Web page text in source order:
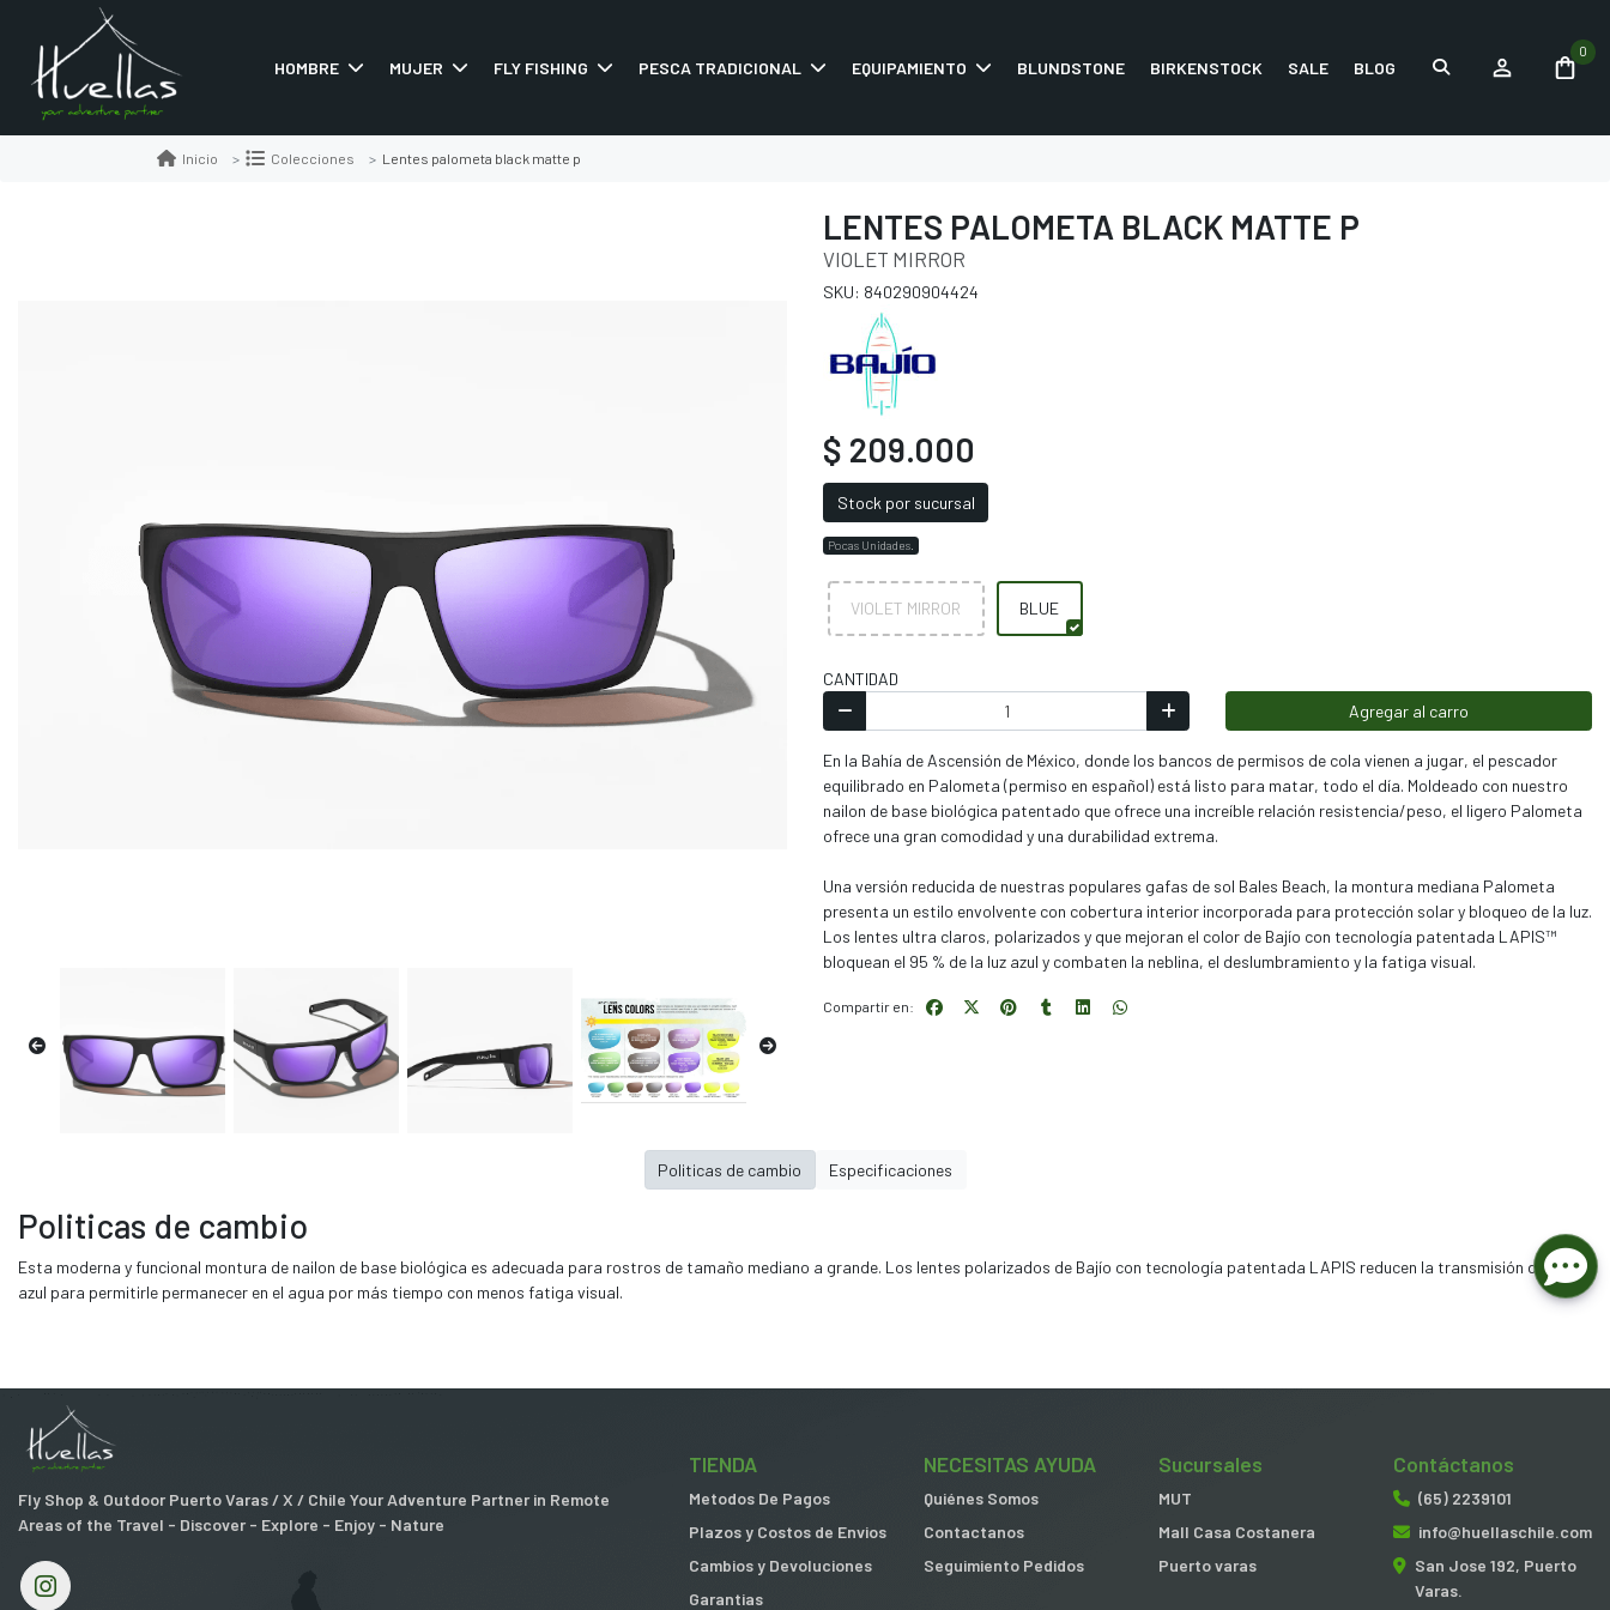
HOMBRE MUJER FLY FISHING PESCA TRADICIONAL EQUIPAMIENTO BLUNDSTONE BIRKENSTOCK SALE BLOG
0
Inicio Colecciones Lentes palometa black matte p
LENTES PALOMETA BLACK MATTE P
VIOLET MIRROR
SKU: 840290904424
$ 209.000
Stock por sucursal
Pocas Unidades.
VIOLET MIRROR BLUE
CANTIDAD
Agregar al carro
En la Bahía de Ascensión de México, donde los bancos de permisos de cola vienen a jugar, el pescador
equilibrado en Palometa (permiso en español) está listo para matar, todo el día. Moldeado con nuestro
nailon de base biológica patentado que ofrece una increíble relación resistencia/peso, el ligero Palometa
ofrece una gran comodidad y una durabilidad extrema.
Una versión reducida de nuestras populares gafas de sol Bales Beach, la montura mediana Palometa
presenta un estilo envolvente con cobertura interior incorporada para protección solar y bloqueo de la luz.
Los lentes ultra claros, polarizados y que mejoran el color de Bajío con tecnología patentada LAPIS™
bloquean el 95 % de la luz azul y combaten la neblina, el deslumbramiento y la fatiga visual.
Compartir en:
Politicas de cambio
Esta moderna y funcional montura de nailon de base biológica es adecuada para rostros de tamaño mediano a grande. Los lentes polarizados de Bajío con tecnología patentada LAPIS reducen la transmisión de la luz
azul para permitirle permanecer en el agua por más tiempo con menos fatiga visual.
Politicas de cambio Especificaciones
Fly Shop & Outdoor Puerto Varas / X / Chile Your Adventure Partner in Remote
Areas of the Travel - Discover - Explore - Enjoy - Nature
TIENDA
Metodos De Pagos
Plazos y Costos de Envios
Cambios y Devoluciones
Garantias
NECESITAS AYUDA
Quiénes Somos
Contactanos
Seguimiento Pedidos
Sucursales
MUT
Mall Casa Costanera
Puerto varas
Contáctanos
(65) 2239101
info@huellaschile.com
San Jose 192, Puerto
Varas.